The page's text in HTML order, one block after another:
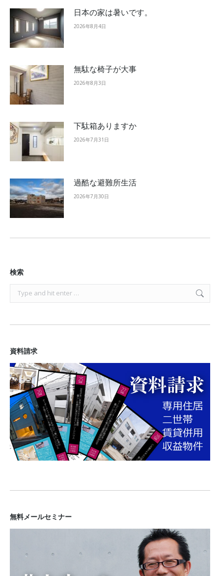
日本の家は暑いです。
2026年8月4日
無駄な椅子が大事
2026年8月3日
下駄箱ありますか
2026年7月31日
過酷な避難所生活
2026年7月30日
検索
Search:
資料請求
無料メールセミナー